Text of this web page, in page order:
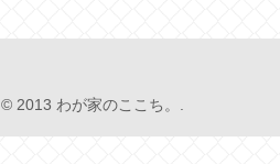
© 2013 わが家のここち。.